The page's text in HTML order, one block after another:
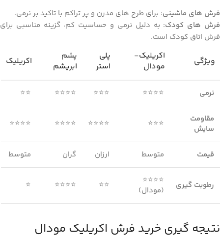
فرش های ماشینی: برای طرح های مدرن و پر تراکم با تاکید بر نرمی.
فرش های کودک: به دلیل نرمی و حساسیت کم، گزینه مناسبی برای
فرش اتاق کودک است.
ویژگی
اکریلیک-
مودال
پلی
استر
پشم
ابریشم
اکریلیک
نرمی ⭐⭐⭐⭐
⭐⭐⭐
⭐⭐⭐⭐
⭐⭐
مقاومت
سایش
⭐⭐⭐
⭐⭐⭐⭐
⭐⭐⭐⭐
⭐⭐⭐⭐
قیمت متوسط ارزان گران متوسط
رطوبت گیری
⭐⭐⭐⭐
(مودال)
⭐⭐
⭐⭐⭐⭐
⭐
نتیجه گیری خرید فرش اکریلیک مودال